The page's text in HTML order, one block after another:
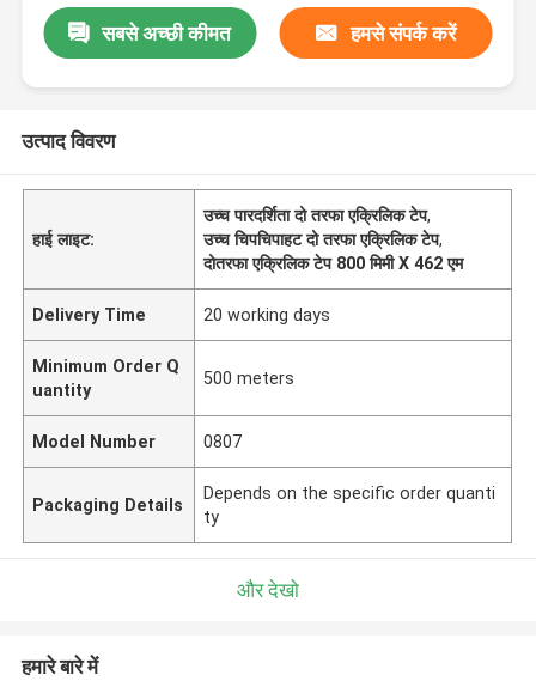
सबसे अच्छी कीमत हमसे संपर्क करें
उत्पाद विवरण
हाई लाइट:
उच्च पारदर्शिता दो तरफा एक्रिलिक टेप,
उच्च चिपचिपाहट दो तरफा एक्रिलिक टेप,
दोतरफा एक्रिलिक टेप 800 मिमी X 462 एम
Delivery Time 20 working days
Minimum Order Q
uantity
500 meters
Model Number 0807
Packaging Details
Depends on the specific order quanti
ty
और देखो
हमारे बारे में